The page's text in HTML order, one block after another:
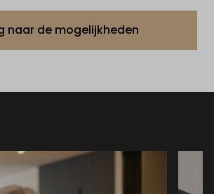
naar de mogelijkheden